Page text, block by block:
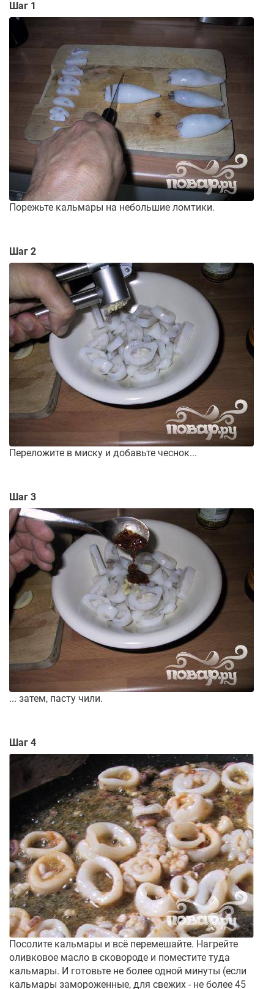
Шаг 1
Порежьте кальмары на небольшие ломтики.
Шаг 2
Переложите в миску и добавьте чеснок...
Шаг 3
... затем, пасту чили.
Шаг 4
Посолите кальмары и всё перемешайте. Нагрейте
оливковое масло в сковороде и поместите туда
кальмары. И готовьте не более одной минуты (если
кальмары замороженные, для свежих - не более 45